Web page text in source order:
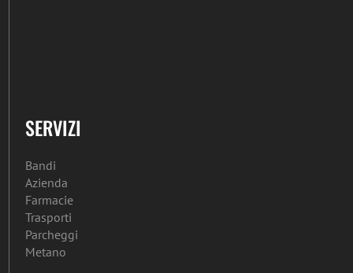
SERVIZI
Bandi
Azienda
Farmacie
Trasporti
Parcheggi
Metano